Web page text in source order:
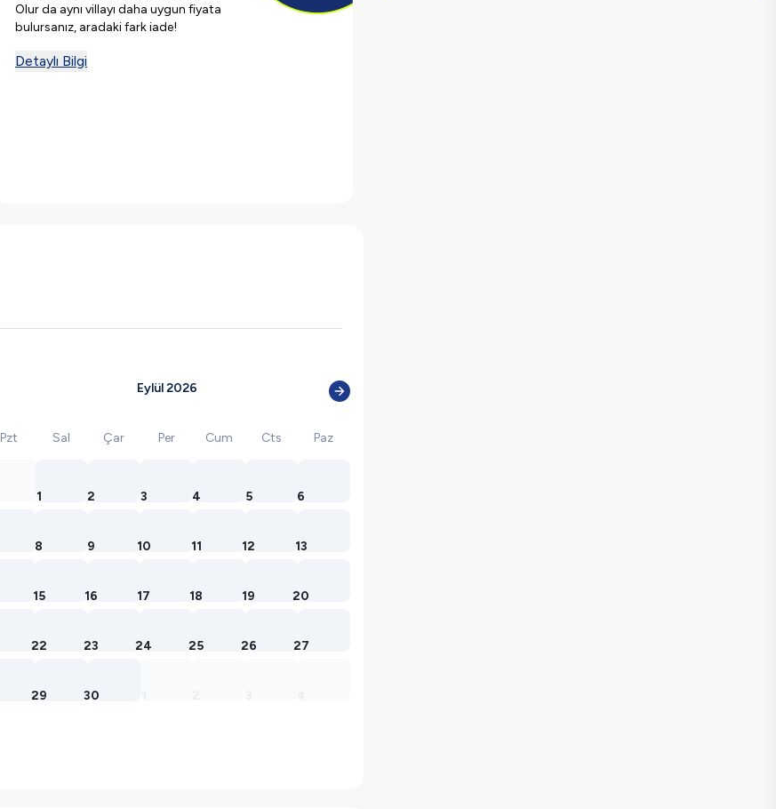
Olur da aynı villayı daha uygun fiyata
bulursanız, aradaki fark iade!
Detaylı Bilgi
Eylül 2026
Pzt Sal Çar Per Cum Cts Paz
1 2 3 4 5 6
8 9 10 11 12 13
15 16 17 18 19 20
22 23 24 25 26 27
29 30